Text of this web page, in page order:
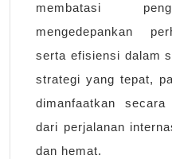
membatasi
mengedepankan
serta efisiensi dalam
strategi yang tepat,
dimanfaatkan
dari perjalanan
dan hemat.